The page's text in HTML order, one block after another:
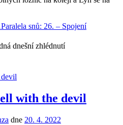
Paralela snů: 26. – Spojení
dnešní zhlédnutí
with the devil
dne 20. 4. 2022